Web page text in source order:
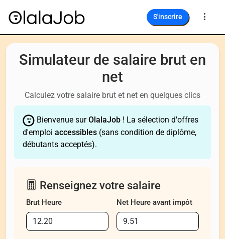
S'inscrire
Simulateur de salaire brut en
net
Calculez votre salaire brut et net en quelques clics
Bienvenue surOlalaJob! La sélection d'offres
d'emploi accessibles (sans condition de diplôme,
débutants acceptés).
Renseignez votre salaire
Brut Heure Net Heure avant impôt